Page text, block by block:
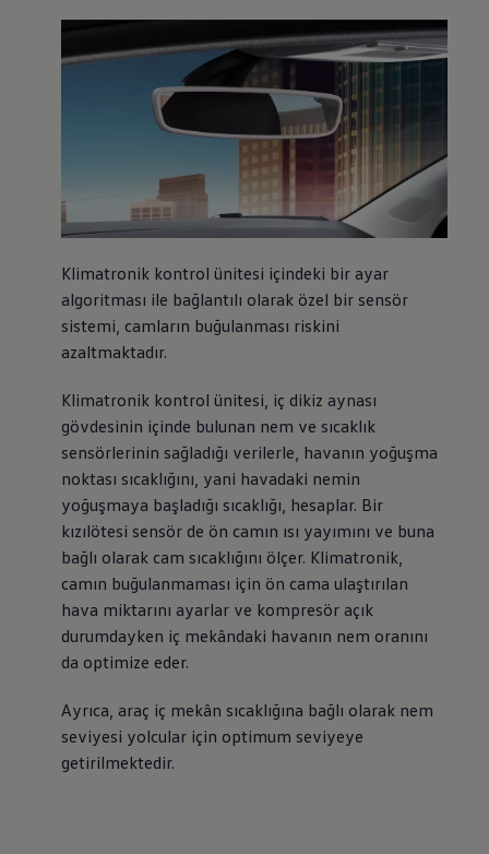
Klimatronik kontrol ünitesi içindeki bir ayar
algoritması ile bağlantılı olarak özel bir sensör
sistemi, camların buğulanması riskini
azaltmaktadır.
Klimatronik kontrol ünitesi, iç dikiz aynası
gövdesinin içinde bulunan nem ve sıcaklık
sensörlerinin sağladığı verilerle, havanın yoğuşma
noktası sıcaklığını, yani havadaki nemin
yoğuşmaya başladığı sıcaklığı, hesaplar. Bir
kızılötesi sensör de ön camın ısı yayımını ve buna
bağlı olarak cam sıcaklığını ölçer. Klimatronik,
camın buğulanmaması için ön cama ulaştırılan
hava miktarını ayarlar ve kompresör açık
durumdayken iç mekândaki havanın nem oranını
da optimize eder.
Ayrıca, araç iç mekân sıcaklığına bağlı olarak nem
seviyesi yolcular için optimum seviyeye
getirilmektedir.